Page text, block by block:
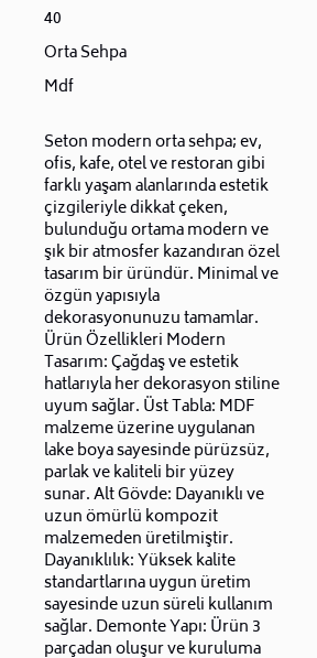
40
Orta Sehpa
Mdf
Seton modern orta sehpa; ev,
ofis, kafe, otel ve restoran gibi
farklı yaşam alanlarında estetik
çizgileriyle dikkat çeken,
bulunduğu ortama modern ve
şık bir atmosfer kazandıran özel
tasarım bir üründür. Minimal ve
özgün yapısıyla
dekorasyonunuzu tamamlar.
Ürün Özellikleri Modern
Tasarım: Çağdaş ve estetik
hatlarıyla her dekorasyon stiline
uyum sağlar. Üst Tabla: MDF
malzeme üzerine uygulanan
lake boya sayesinde pürüzsüz,
parlak ve kaliteli bir yüzey
sunar. Alt Gövde: Dayanıklı ve
uzun ömürlü kompozit
malzemeden üretilmiştir.
Dayanıklılık: Yüksek kalite
standartlarına uygun üretim
sayesinde uzun süreli kullanım
sağlar. Demonte Yapı: Ürün 3
parçadan oluşur ve kuruluma